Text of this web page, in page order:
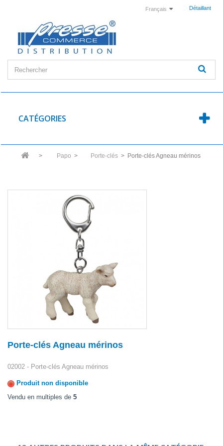
Détaillant
Français
CATÉGORIES
> Papo > Porte-clés > Porte-clés Agneau mérinos
Porte-clés Agneau mérinos
02002 - Porte-clés Agneau mérinos
Produit non disponible
Vendu en multiples de 5